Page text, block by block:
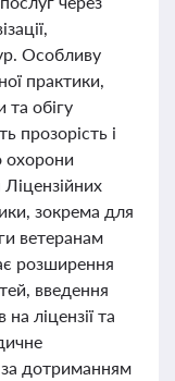
Особливу
практики,
та обігу
прозорість і
охорони
зокрема для
ветеранам
розширення
введення
ліцензії та
дотриманням